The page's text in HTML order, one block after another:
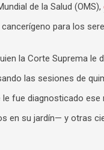
de la Salud (OMS),
para los
la Corte Suprema le
las sesiones de
fue diagnosticado ese
en su jardín— y otras